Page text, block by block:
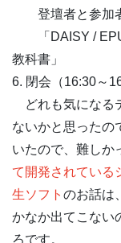
登壇者と参加者
「DAISY /
教科書」
6. 閉会（16:30～
どれも気になる
ないかと思ったの
いたので、難しか
て開発されている
生ソフト のお話は
かなか出てこない
ろです。